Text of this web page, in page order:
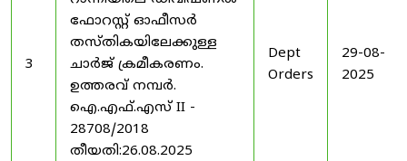
3
ഫോറസ്റ്റ് ഓഫീസർ
തസ്തികയിലേക്കുള്ള
ചാർജ് ക്രമീകരണം.
ഉത്തരവ് നമ്പർ.
ഐ.എഫ്.എസ് II -
28708/2018
തീയതി:26.08.2025
Dept
Orders
29-08-
2025